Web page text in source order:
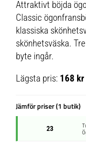
Attraktivt böjda
Classic
klassiska
skönhetsväska.
byte ingår.
Lägsta pris: 168 kr
Jämför priser (1 butik)
23